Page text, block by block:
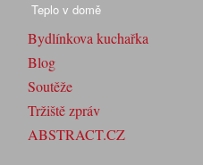
Teplo v domě
Bydlínkova kuchařka
Blog
Soutěže
Tržiště zpráv
ABSTRACT.CZ